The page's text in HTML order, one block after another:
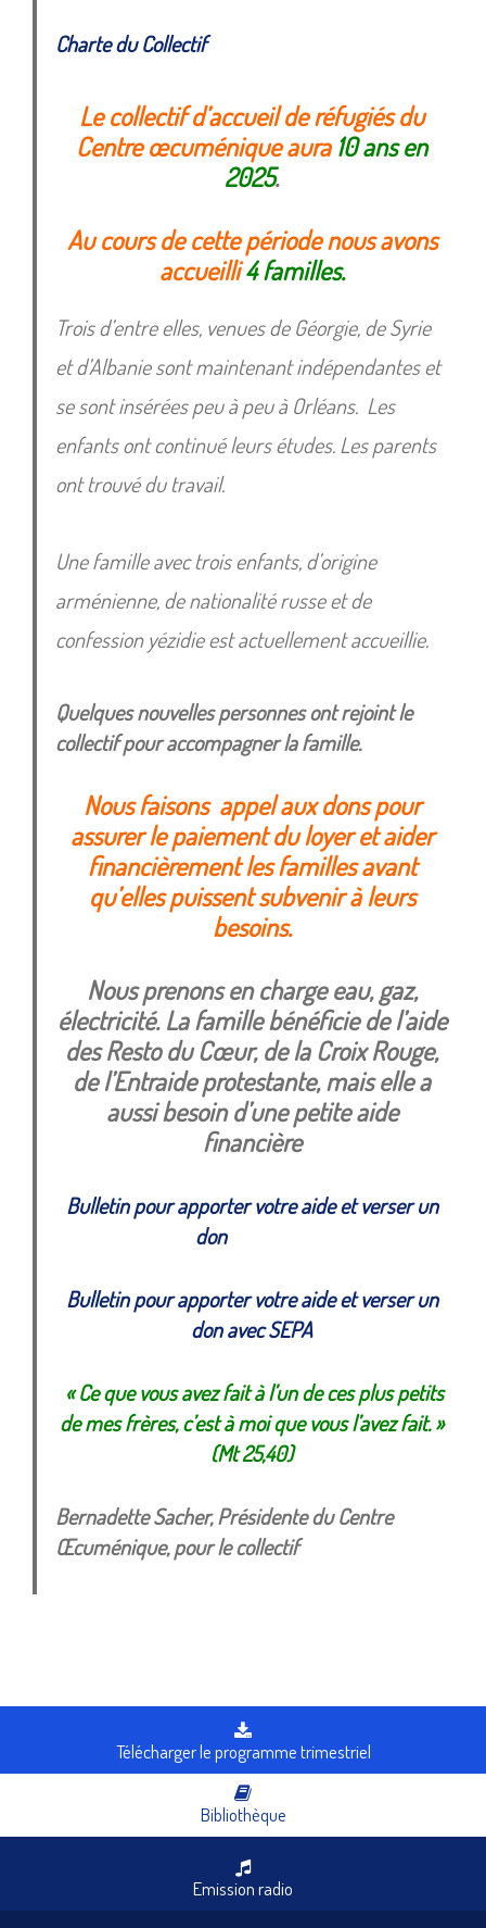
Charte du Collectif
Le collectif d’accueil de réfugiés du
Centre œcuménique aura10 ans en
2025.
Au cours de cette période nous avons
accueilli4 familles.
Trois d’entre elles, venues de Géorgie, de Syrie
et d’Albanie sont maintenant indépendantes et
se sont insérées peu à peu à Orléans. Les
enfants ont continué leurs études. Les parents
ont trouvé du travail.
Une famille avec trois enfants, d’origine
arménienne, de nationalité russe et de
confession yézidie est actuellement accueillie.
Quelques nouvelles personnes ont rejoint le
collectif pour accompagner la famille.
Nous faisons appel aux dons pour
assurer le paiement du loyer et aider
financièrement les familles avant
qu’elles puissent subvenir à leurs
besoins.
Nous prenons en charge eau, gaz,
électricité. La famille bénéficie de l’aide
des Resto du Cœur, de la Croix Rouge,
de l’Entraide protestante, mais elle a
aussi besoin d’une petite aide
financière
Bulletin pour apporter votre aide et verser un
don
Bulletin pour apporter votre aide et verser un
don avec SEPA
« Ce que vous avez fait à l’un de ces plus petits
de mes frères, c’est à moi que vous l’avez fait. »
(Mt 25,40)
Bernadette Sacher, Présidente du Centre
Œcuménique, pour le collectif
Télécharger le programme trimestriel
Bibliothèque
Emission radio